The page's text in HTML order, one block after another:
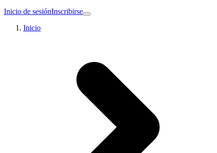
Inicio de sesiónInscribirse
Inicio